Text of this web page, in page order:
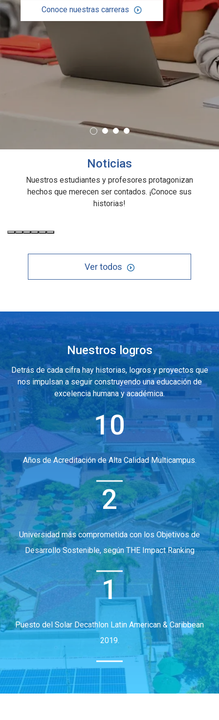
Conoce nuestras carreras
Noticias
Nuestros estudiantes y profesores protagonizan
hechos que merecen ser contados. ¡Conoce sus
historias!
Ver todos
Nuestros logros
Detrás de cada cifra hay historias, logros y proyectos que
nos impulsan a seguir construyendo una educación de
excelencia humana y académica.
10
Años de Acreditación de Alta Calidad Multicampus.
2
Universidad más comprometida con los Objetivos de
Desarrollo Sostenible, según THE Impact Ranking
1
Puesto del Solar Decathlon Latin American & Caribbean
2019.